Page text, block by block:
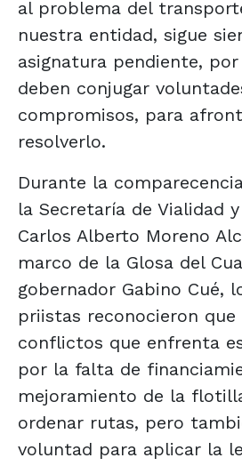
al problema del
nuestra entidad, sigue
asignatura pendiente,
deben conjugar
compromisos, para
resolverlo.
Durante la
la Secretaría de Vialidad
Carlos Alberto Moreno
marco de la Glosa del
gobernador Gabino Cué,
priistas reconocieron que
conflictos que enfrenta
por la falta de
mejoramiento de la
ordenar rutas, pero
voluntad para aplicar la